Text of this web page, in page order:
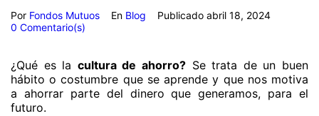
Por Fondos Mutuos En Blog Publicado abril 18, 2024
0 Comentario(s)
¿Qué es la cultura de ahorro? Se trata de un buen
hábito o costumbre que se aprende y que nos motiva
a ahorrar parte del dinero que generamos, para el
futuro.